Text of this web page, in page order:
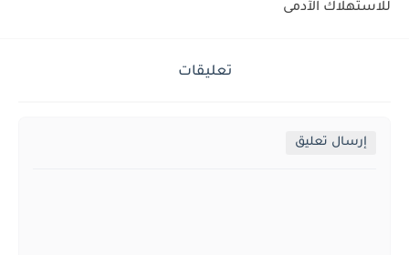
للاستهلاك الآدمى
تعليقات
إرسال تعليق